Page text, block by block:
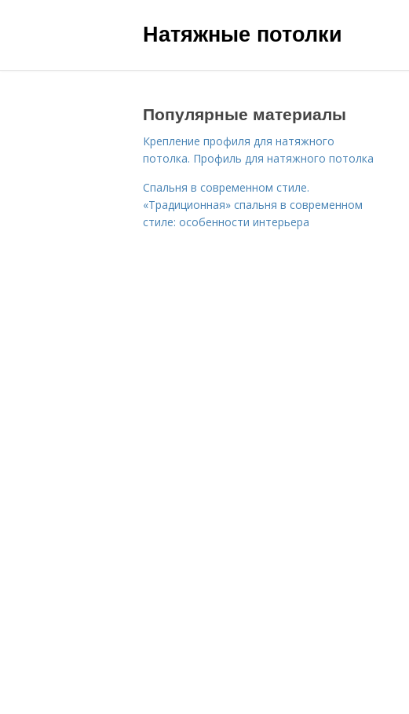
Натяжные потолки
Популярные материалы
Крепление профиля для натяжного
потолка. Профиль для натяжного потолка
Спальня в современном стиле.
«Традиционная» спальня в современном
стиле: особенности интерьера